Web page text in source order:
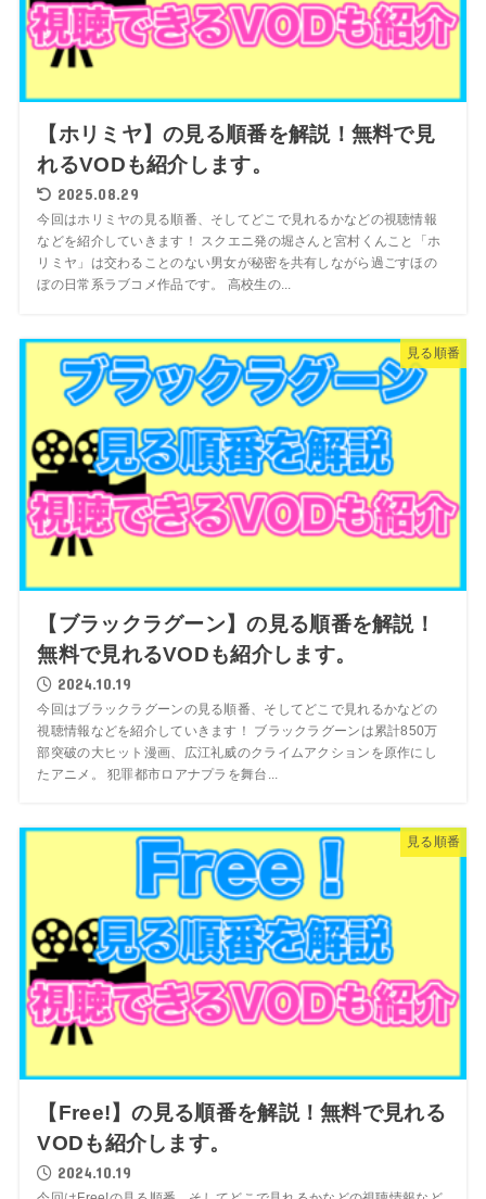
【ホリミヤ】の見る順番を解説！無料で見
れるVODも紹介します。
2025.08.29
今回はホリミヤの見る順番、そしてどこで見れるかなどの視聴情報
などを紹介していきます！ スクエニ発の堀さんと宮村くんこと「ホ
リミヤ」は交わることのない男女が秘密を共有しながら過ごすほの
ぼの日常系ラブコメ作品です。 高校生の...
見る順番
【ブラックラグーン】の見る順番を解説！
無料で見れるVODも紹介します。
2024.10.19
今回はブラックラグーンの見る順番、そしてどこで見れるかなどの
視聴情報などを紹介していきます！ ブラックラグーンは累計850万
部突破の大ヒット漫画、広江礼威のクライムアクションを原作にし
たアニメ。 犯罪都市ロアナプラを舞台...
見る順番
【Free!】の見る順番を解説！無料で見れる
VODも紹介します。
2024.10.19